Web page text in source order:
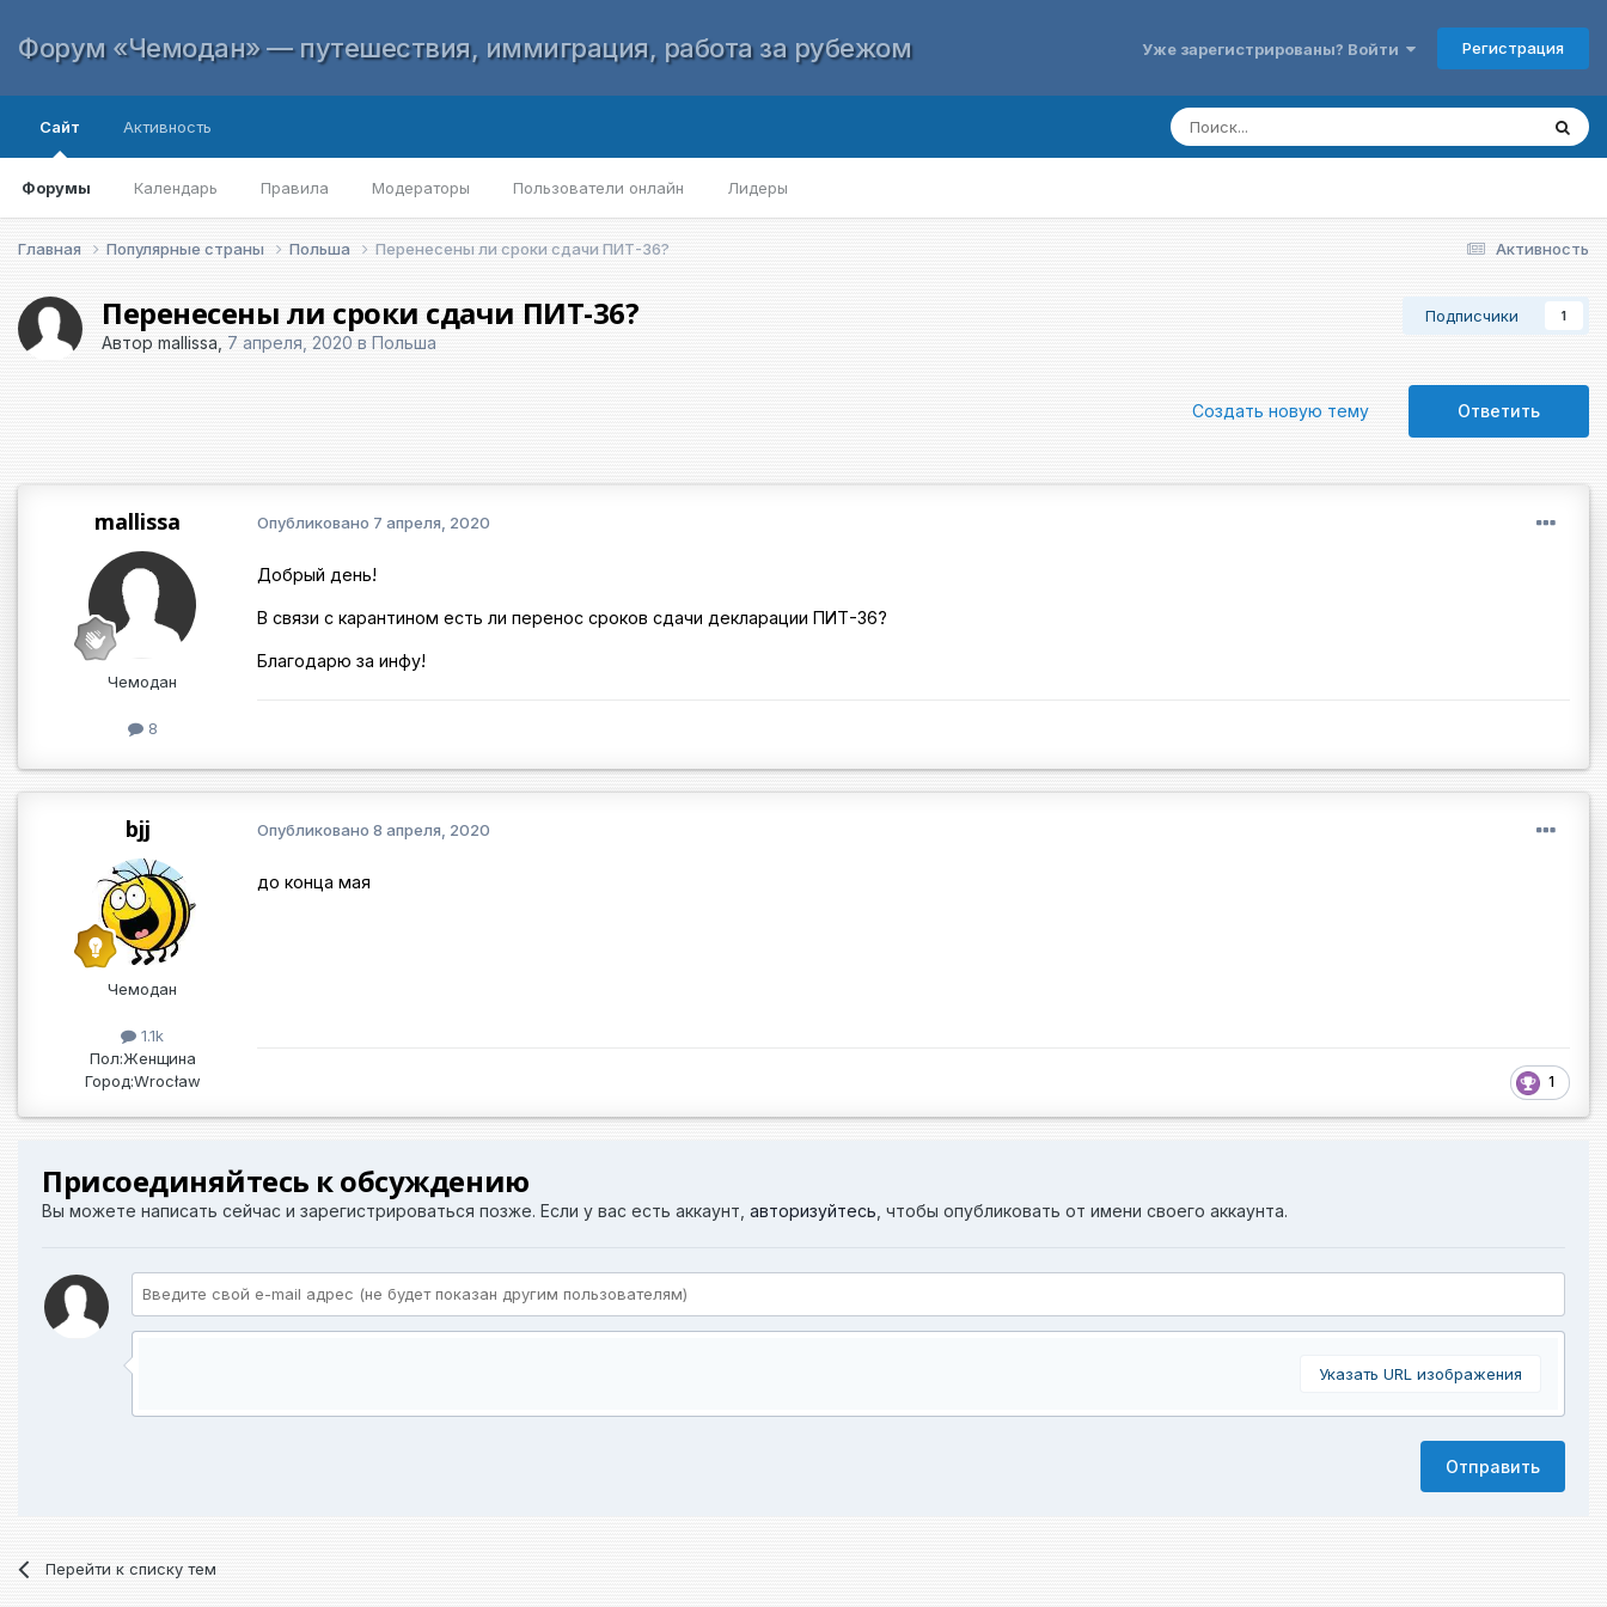
Форум «Чемодан» — путешествия, иммиграция, работа за рубежом Уже зарегистрированы? Войти Регистрация
Сайт
Форумы Календарь Правила Модераторы Пользователи онлайн Лидеры
Активность
Активность
Главная Популярные страны Польша Перенесены ли сроки сдачи ПИТ-36?
Подписчики 1
Перенесены ли сроки сдачи ПИТ-36?
Автор mallissa 7 апреля, 2020 в Польша
Ответить
Создать новую тему
mallissa
Чемодан
8
Опубликовано 7 апреля, 2020
Добрый день!
В связи с карантином есть ли перенос сроков сдачи декларации ПИТ-36?
Благодарю за инфу!
bjj
Чемодан
1.1k
Пол:Женщина
Город:Wrocław
Опубликовано 8 апреля, 2020
до конца мая
1
Присоединяйтесь к обсуждению
Вы можете написать сейчас и зарегистрироваться позже. Если у вас есть аккаунт, авторизуйтесь , чтобы опубликовать от имени своего аккаунта.
Указать URL изображения
Отправить
Перейти к списку тем